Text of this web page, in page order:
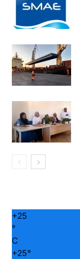
+25
°
C
+25°